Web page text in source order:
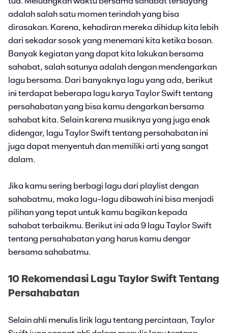
adalah salah satu momen terindah yang bisa
dirasakan. Karena, kehadiran mereka dihidup kita lebih
dari sekadar sosok yang menemani kita ketika bosan.
Banyak kegiatan yang dapat kita lakukan bersama
sahabat, salah satunya adalah dengan mendengarkan
lagu bersama. Dari banyaknya lagu yang ada, berikut
ini terdapat beberapa lagu karya Taylor Swift tentang
persahabatan yang bisa kamu dengarkan bersama
sahabat kita. Selain karena musiknya yang juga enak
didengar, lagu Taylor Swift tentang persahabatan ini
juga dapat menyentuh dan memiliki arti yang sangat
dalam.
Jika kamu sering berbagi lagu dari playlist dengan
sahabatmu, maka lagu-lagu dibawah ini bisa menjadi
pilihan yang tepat untuk kamu bagikan kepada
sahabat terbaikmu. Berikut ini ada 9 lagu Taylor Swift
tentang persahabatan yang harus kamu dengar
bersama sahabatmu.
10 Rekomendasi Lagu Taylor Swift Tentang
Persahabatan
Selain ahli menulis lirik lagu tentang percintaan, Taylor